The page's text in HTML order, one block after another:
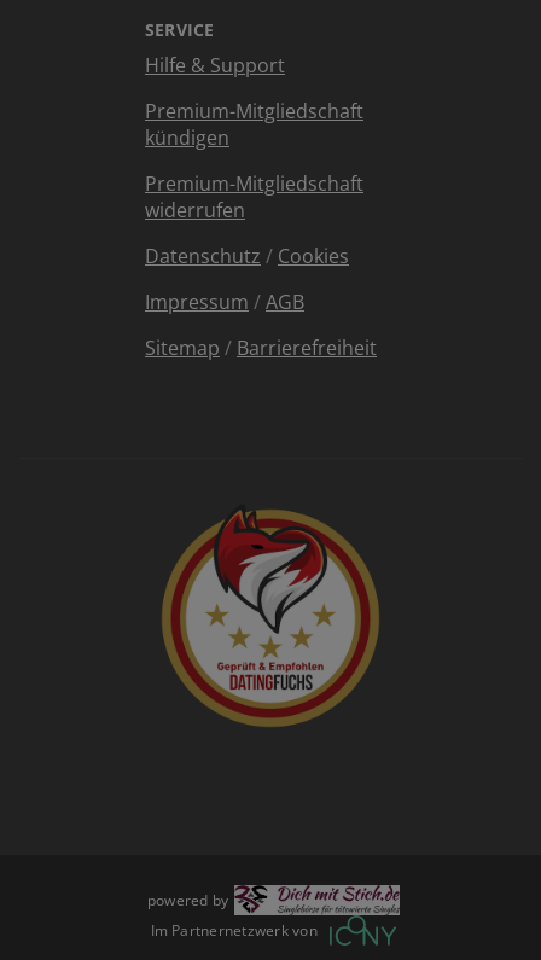
SERVICE
Hilfe & Support
Premium-Mitgliedschaft
kündigen
Premium-Mitgliedschaft
widerrufen
Datenschutz / Cookies
Impressum /AGB
Sitemap / Barrierefreiheit
powered by
Im Partnernetzwerk von